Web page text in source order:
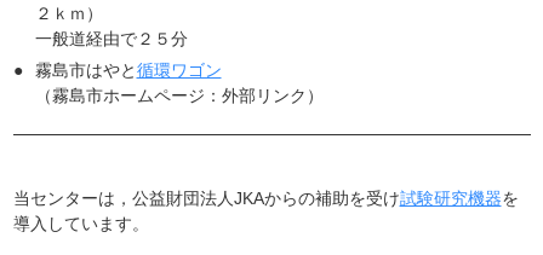
２ｋｍ）
一般道経由で２５分
霧島市はやと循環ワゴン（新しいタブで開きます）
（霧島市ホームページ：外部リンク）
当センターは，公益財団法人JKAからの補助を受け試験研究機器を
導入しています。